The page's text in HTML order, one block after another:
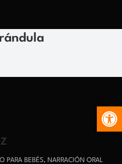
PARA BEBÉS, NARRACIÓN ORAL